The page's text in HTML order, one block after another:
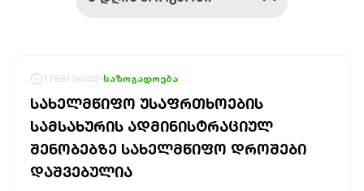
1786136032 საზოგადოება
ᲡᲐᲮᲔᲚᲛᲬᲘᲤᲝ ᲣᲡᲐᲤᲠᲗᲮᲝᲔᲑᲘᲡ
ᲡᲐᲛᲡᲐᲮᲣᲠᲘᲡ ᲐᲓᲛᲘᲜᲘᲡᲢᲠᲐᲪᲘᲣᲚ
ᲨᲔᲜᲝᲑᲔᲑᲖᲔ ᲡᲐᲮᲔᲚᲛᲬᲘᲤᲝ ᲓᲠᲝᲨᲔᲑᲘ
ᲓᲐᲨᲕᲔᲑᲣᲚᲘᲐ